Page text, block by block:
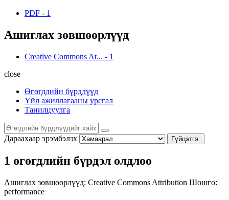
PDF - 1
Ашиглах зөвшөөрлүүд
Creative Commons At... - 1
close
Өгөгдлийн бүрдлүүд
Үйл ажиллагааны урсгал
Танилцуулга
Дараахаар эрэмбэлэх Гүйцэтгэ.
1 өгөгдлийн бүрдэл олдлоо
Ашиглах зөвшөөрлүүд: Creative Commons Attribution Шошго:
performance